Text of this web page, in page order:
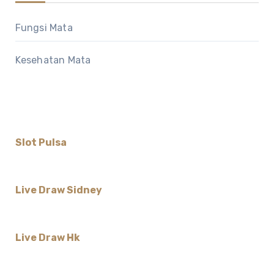
Fungsi Mata
Kesehatan Mata
Slot Pulsa
Live Draw Sidney
Live Draw Hk